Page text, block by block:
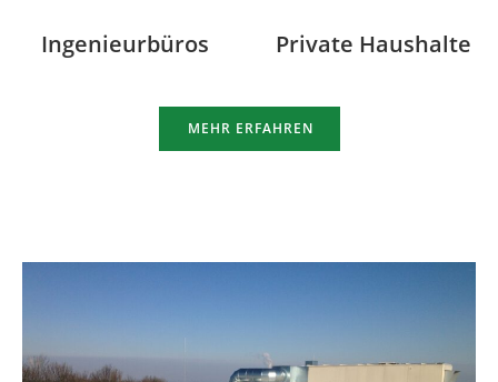
Ingenieurbüros Private Haushalte
MEHR ERFAHREN